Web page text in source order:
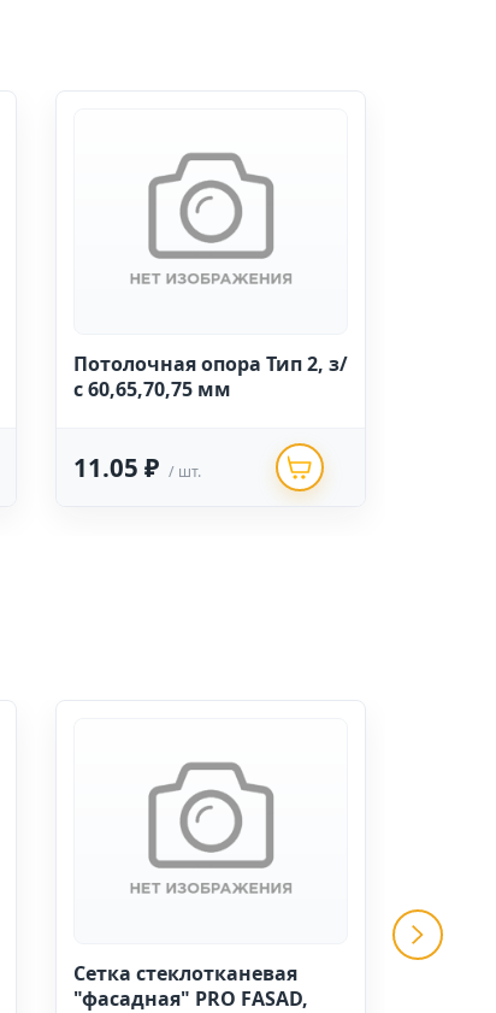
Потолочная опора Тип 2, з/
с 60,65,70,75 мм
11.05 ₽ / шт.
Сетка стеклотканевая
"фасадная" PRO FASAD,